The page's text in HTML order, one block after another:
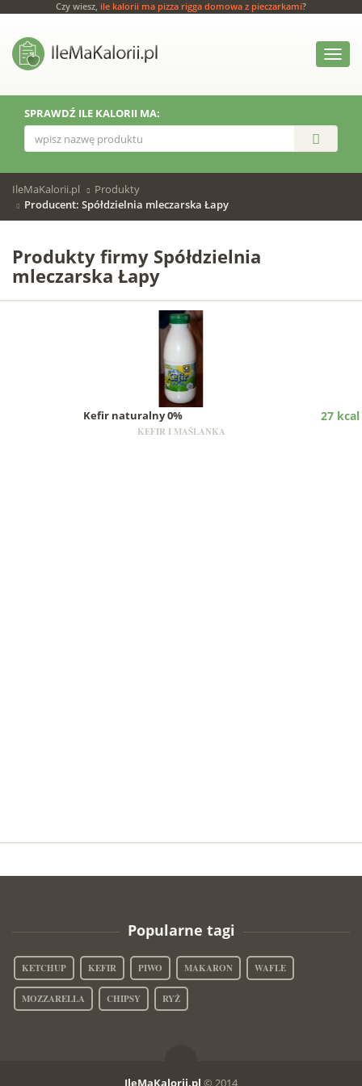
Czy wiesz, ile kalorii ma pizza rigga domowa z pieczarkami?
Włącz
menu
SPRAWDŹ ILE KALORII MA:
IleMaKalorii.pl
Produkty
Producent: Spółdzielnia mleczarska Łapy
Produkty firmy Spółdzielnia
mleczarska Łapy
Kefir naturalny 0% 27 kcal
KEFIR I MAŚLANKA
Popularne tagi
KETCHUP KEFIR PIWO MAKARON WAFLE
MOZZARELLA CHIPSY RYŻ
IleMaKalorii.pl © 2014